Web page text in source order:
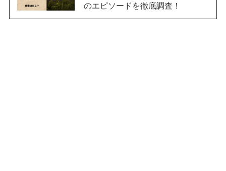
のエピソードを徹底調査！